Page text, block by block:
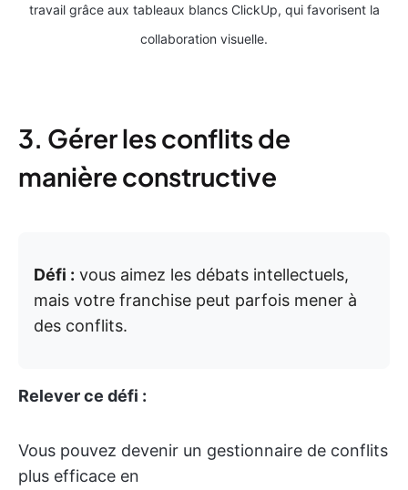
travail grâce aux tableaux blancs ClickUp, qui favorisent la
collaboration visuelle.
3. Gérer les conflits de
manière constructive
Défi : vous aimez les débats intellectuels,
mais votre franchise peut parfois mener à
des conflits.
Relever ce défi :
Vous pouvez devenir un gestionnaire de conflits
plus efficace en